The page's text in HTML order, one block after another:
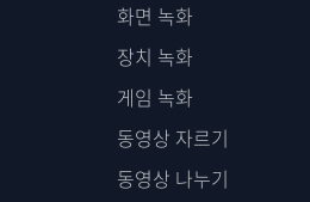
화면 녹화
장치 녹화
게임 녹화
동영상 자르기
동영상 나누기